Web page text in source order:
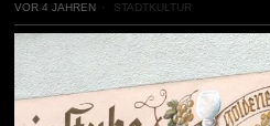
VOR 4 JAHREN STADTKULTUR